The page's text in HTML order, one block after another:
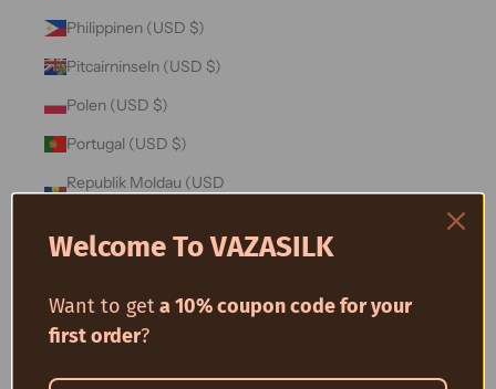
Philippinen (USD $)
Pitcairninseln (USD $)
Polen (USD $)
Portugal (USD $)
Republik Moldau (USD
Réunion (USD $)
Rumänien (USD $)
Welcome To VAZASILK
Want to geta 10% coupon code for your
first order?